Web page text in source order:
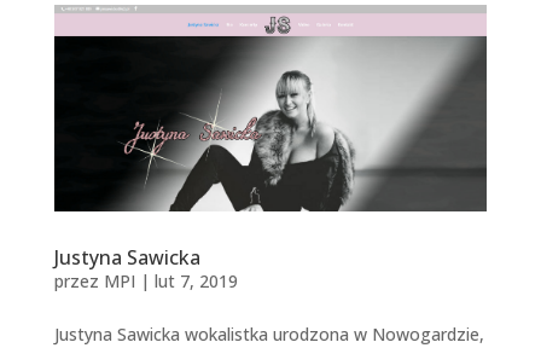
Justyna Sawicka
przez MPI | lut 7, 2019
Justyna Sawicka wokalistka urodzona w Nowogardzie,